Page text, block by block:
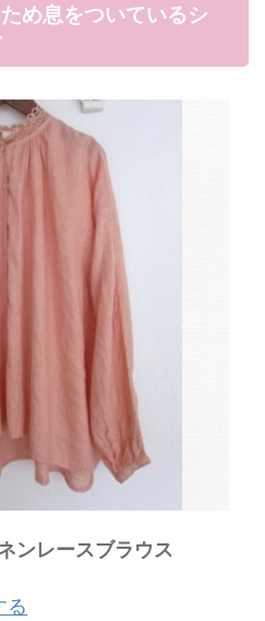
め息をついているシ
レースブラウス
る